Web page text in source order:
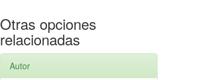
Otras opciones
relacionadas
Autor